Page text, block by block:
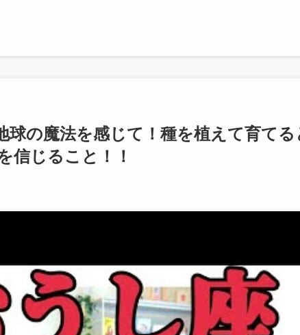
の魔法を感じて！種を植えて育てる
信じること！！